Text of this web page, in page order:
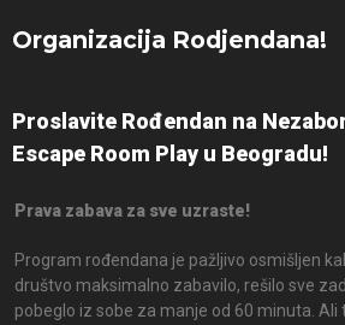
Organizacija Rodjendana!
Proslavite Rođendan na
Escape Room Play u Beogradu!
Prava zabava za sve uzraste!
Program rođendana je pažljivo osmišljen
društvo maksimalno zabavilo, rešilo sve
pobeglo iz sobe za manje od 60 minuta. Ali